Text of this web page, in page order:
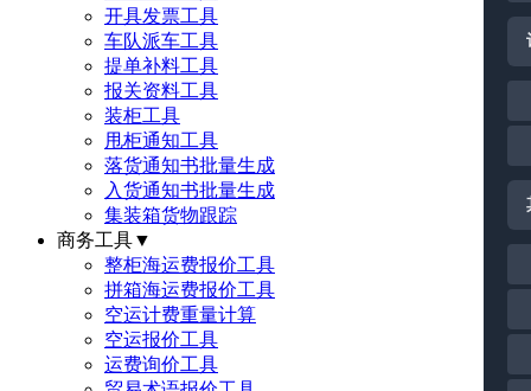
开具发票工具
车队派车工具
提单补料工具
报关资料工具
装柜工具
甩柜通知工具
落货通知书批量生成
入货通知书批量生成
集装箱货物跟踪
商务工具▼
整柜海运费报价工具
拼箱海运费报价工具
空运计费重量计算
空运报价工具
运费询价工具